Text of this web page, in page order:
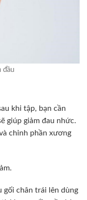
đầu
khi tập, bạn cần
giúp giảm đau nhức.
chỉnh phần xương
gối chân trái lên dùng